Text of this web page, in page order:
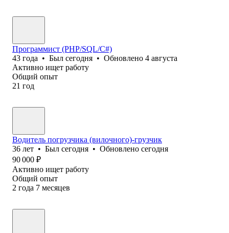
Программист (PHP/SQL/C#)
43 года • Был сегодня • Обновлено 4 августа
Активно ищет работу
Общий опыт
21 год
Водитель погрузчика (вилочного)-грузчик
36 лет • Был сегодня • Обновлено сегодня
90 000 ₽
Активно ищет работу
Общий опыт
2 года 7 месяцев